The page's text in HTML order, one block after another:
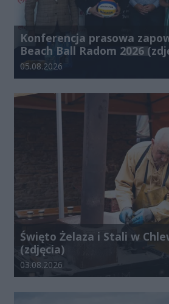
Konferencja prasowa
Beach Ball Radom 2026
Data dodania galerii:
05.08.2026
Święto Żelaza i Stali w
(zdjęcia)
Data dodania galerii:
03.08.2026